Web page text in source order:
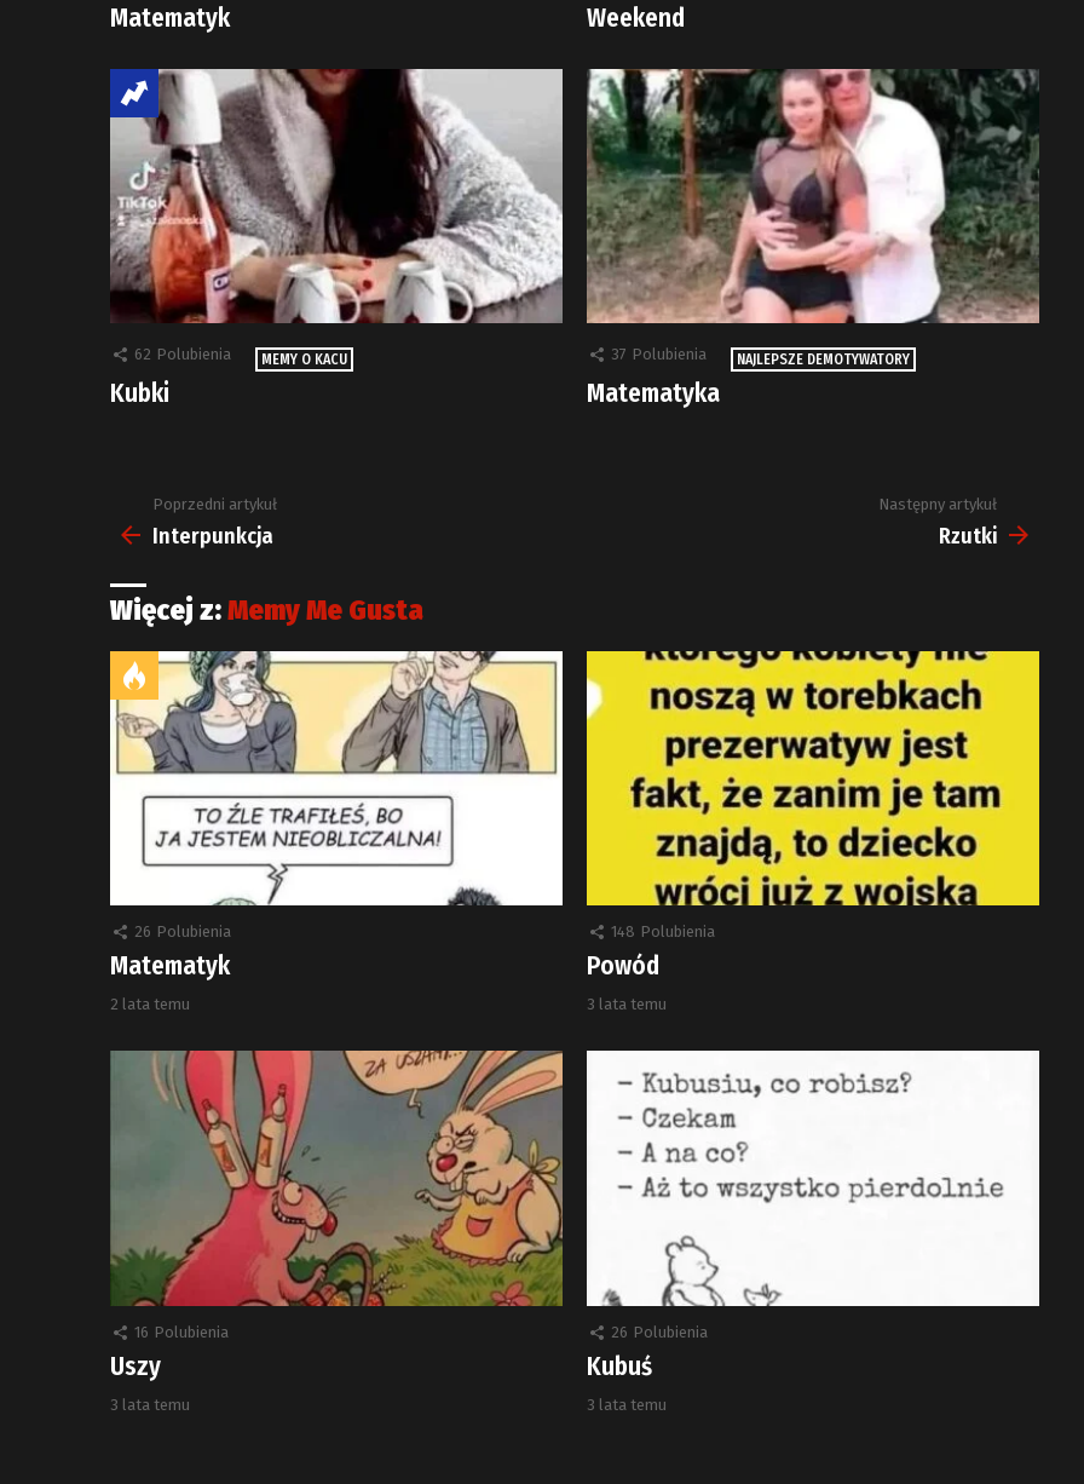
Matematyk Weekend
62 Polubienia MEMY O KACU
Kubki
37 Polubienia NAJLEPSZE DEMOTYWATORY
Matematyka
Zobacz
więcej
Poprzedni artykuł
Interpunkcja
Następny artykuł
Rzutki
Więcej z:Memy Me Gusta
26 Polubienia
Matematyk
2 lata temu
148 Polubienia
Powód
3 lata temu
16 Polubienia
Uszy
3 lata temu
26 Polubienia
Kubuś
3 lata temu